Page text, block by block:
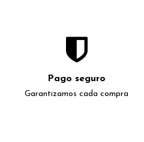
Pago seguro
Garantizamos cada compra